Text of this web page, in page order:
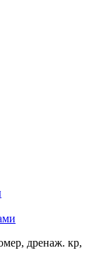
дренаж. кр,